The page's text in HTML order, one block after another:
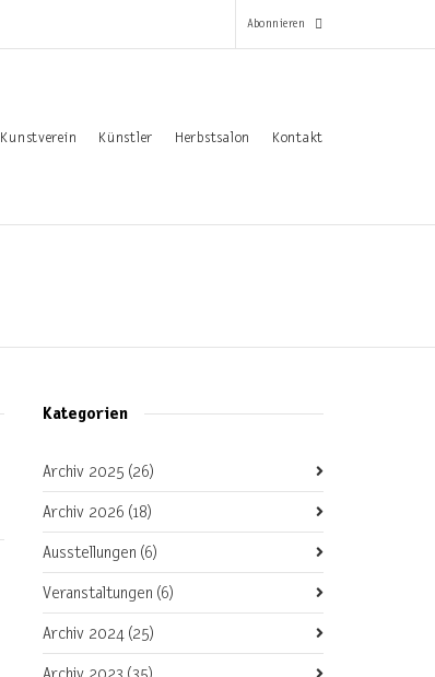
Abonnieren
*Pflichtfeld
Kunstverein Künstler Herbstsalon Kontakt
Kategorien
Archiv 2025 (26)
Archiv 2026 (18)
Ausstellungen (6)
Veranstaltungen (6)
Archiv 2024 (25)